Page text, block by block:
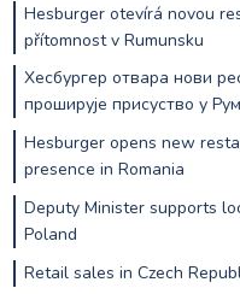
Hesburger otevírá novou
přítomnost v Rumunsku
Хесбургер отвара нови
проширује присуство у
Hesburger opens new
presence in Romania
Deputy Minister supports
Poland
Retail sales in Czech